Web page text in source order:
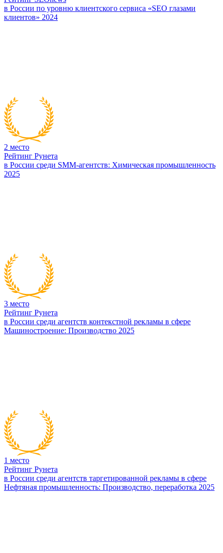
в России по уровню клиентского сервиса «SEO глазами
клиентов» 2024
2 место
Рейтинг Рунета
в России среди SMM-агентств: Химическая промышленность
2025
3 место
Рейтинг Рунета
в России среди агентств контекстной рекламы в сфере
Машиностроение: Производство 2025
1 место
Рейтинг Рунета
в России среди агентств таргетированной рекламы в сфере
Нефтяная промышленность: Производство, переработка 2025